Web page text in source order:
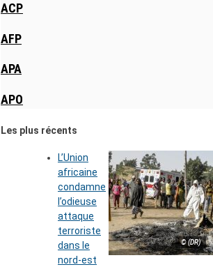
ACP
AFP
APA
APO
Les plus récents
© (DR)
L’Union
africaine
condamne
l’odieuse
attaque
terroriste
dans le
nord-est